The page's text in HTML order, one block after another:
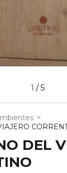
1 /5
>
DEL